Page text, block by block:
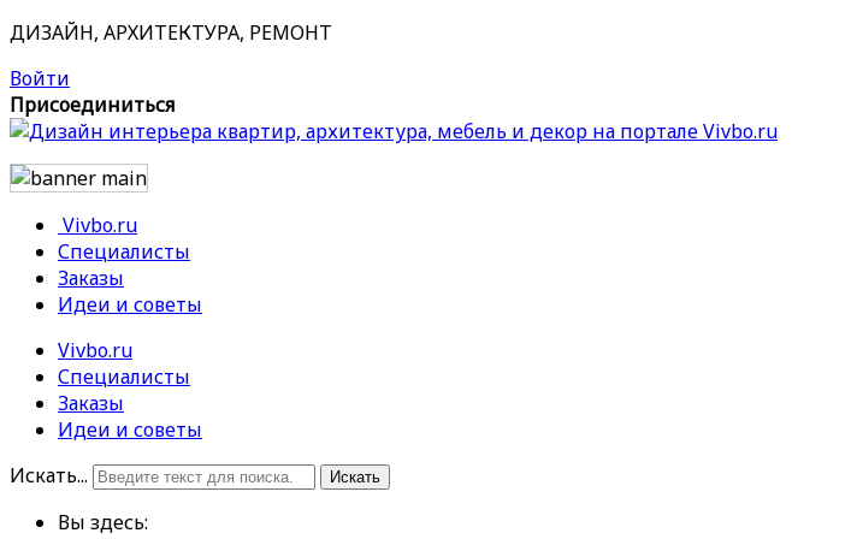
ДИЗАЙН, АРХИТЕКТУРА, РЕМОНТ
Войти
Присоединиться
Vivbo.ru
Специалисты
Заказы
Идеи и советы
Vivbo.ru
Специалисты
Заказы
Идеи и советы
Искать...
Искать
Вы здесь: